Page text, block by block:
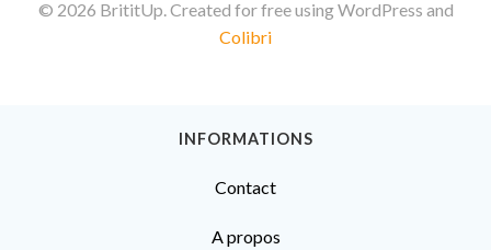
© 2026 BrititUp. Created for free using WordPress and
Colibri
INFORMATIONS
Contact
A propos